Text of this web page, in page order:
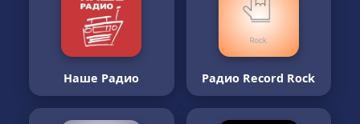
Наше Радио Радио Record Rock